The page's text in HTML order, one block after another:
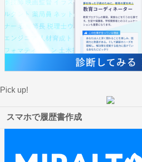
Pick up!
スマホで履歴書作成